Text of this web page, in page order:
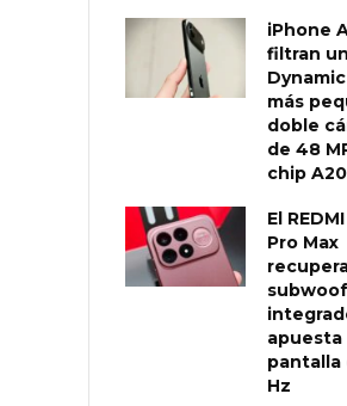
iPhone
filtran
más
doble
de 48
chip
El
Pro Max
apuesta
pantalla
Hz